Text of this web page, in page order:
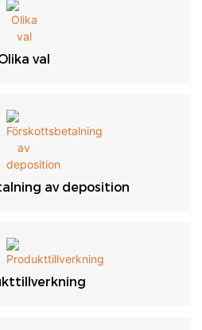
val
av deposition